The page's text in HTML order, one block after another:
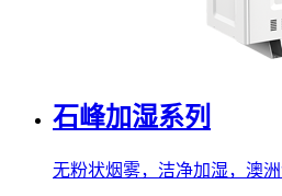
石峰加湿系列
无粉状烟雾，洁净加湿，澳